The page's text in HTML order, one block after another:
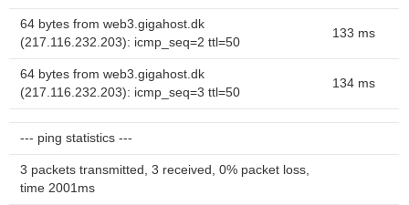
64 bytes from web3.gigahost.dk
(217.116.232.203): icmp_seq=2 ttl=50
133 ms
64 bytes from web3.gigahost.dk
(217.116.232.203): icmp_seq=3 ttl=50
134 ms
--- ping statistics ---
3 packets transmitted, 3 received, 0% packet loss,
time 2001ms